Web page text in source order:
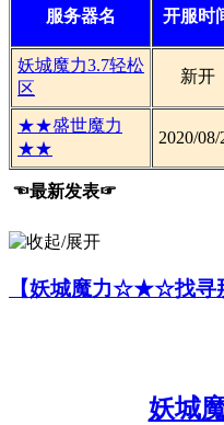
服务器名 开服时
妖城魔力3.7轻松
区
新开
★★盛世魔力
★★
2020/08/
☜最新发表☞
【妖城魔力☆★☆找寻
妖城